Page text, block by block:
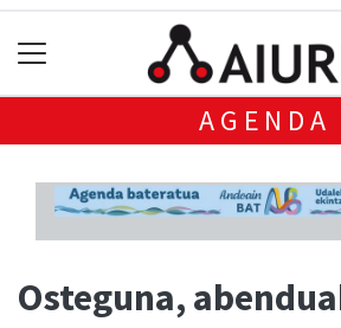
AGENDA
Osteguna,